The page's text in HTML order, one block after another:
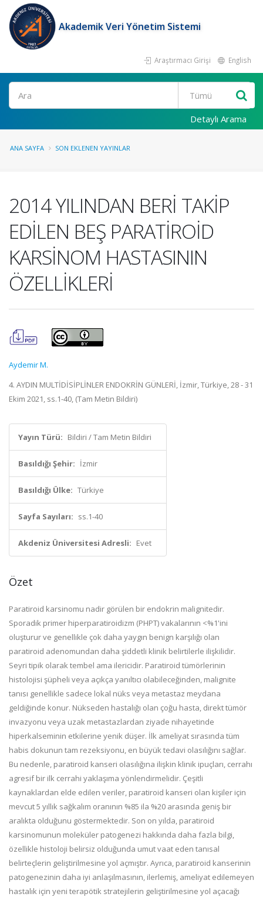
Akademik Veri Yönetim Sistemi
Araştırmacı Girişi English
Ara
Detaylı Arama
ANA SAYFA SON EKLENEN YAYINLAR
2014 YILINDAN BERİ TAKİP
EDİLEN BEŞ PARATİROİD
KARSİNOM HASTASININ
ÖZELLİKLERİ
Aydemir M.
4. AYDIN MULTİDİSİPLİNLER ENDOKRİN GÜNLERİ, İzmir, Türkiye, 28 - 31
Ekim 2021, ss.1-40, (Tam Metin Bildiri)
Yayın Türü: Bildiri / Tam Metin Bildiri
Basıldığı Şehir: İzmir
Basıldığı Ülke: Türkiye
Sayfa Sayıları: ss.1-40
Akdeniz Üniversitesi Adresli: Evet
Özet
Paratiroid karsinomu nadir görülen bir endokrin malignitedir.
Sporadik primer hiperparatiroidizm (PHPT) vakalarının <%1'ini
oluşturur ve genellikle çok daha yaygın benign karşılığı olan
paratiroid adenomundan daha şiddetli klinik belirtilerle ilişkilidir.
Seyri tipik olarak tembel ama ilericidir. Paratiroid tümörlerinin
histolojisi şüpheli veya açıkça yanıltıcı olabileceğinden, malignite
tanısı genellikle sadece lokal nüks veya metastaz meydana
geldiğinde konur. Nükseden hastalığı olan çoğu hasta, direkt tümör
invazyonu veya uzak metastazlardan ziyade nihayetinde
hiperkalseminin etkilerine yenik düşer. İlk ameliyat sırasında tüm
habis dokunun tam rezeksiyonu, en büyük tedavi olasılığını sağlar.
Bu nedenle, paratiroid kanseri olasılığına ilişkin klinik ipuçları, cerrahı
agresif bir ilk cerrahi yaklaşıma yönlendirmelidir. Çeşitli
kaynaklardan elde edilen veriler, paratiroid kanseri olan kişiler için
mevcut 5 yıllık sağkalım oranının %85 ila %20 arasında geniş bir
aralıkta olduğunu göstermektedir. Son on yılda, paratiroid
karsinomunun moleküler patogenezi hakkında daha fazla bilgi,
özellikle histoloji belirsiz olduğunda umut vaat eden tanısal
belirteçlerin geliştirilmesine yol açmıştır. Ayrıca, paratiroid kanserinin
patogenezinin daha iyi anlaşılmasının, ilerlemiş, ameliyat edilemeyen
hastalık için yeni terapötik stratejilerin geliştirilmesine yol açacağı